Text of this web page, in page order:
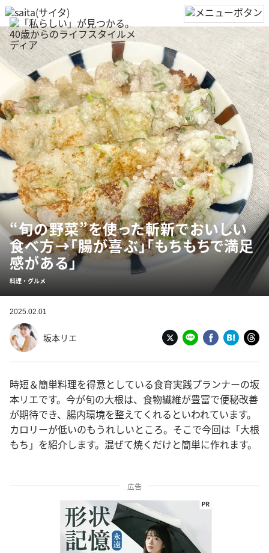
“旬の野菜”を使った斬新でおいしい
食べ方→「腸が喜ぶ」「もちもちで満足
感がある」
料理・グルメ
2025.02.01
坂本リエ
時短＆簡単料理を得意としている食育実践プランナーの坂
本リエです。今が旬の大根は、食物繊維が豊富で便秘改善
が期待でき、腸内環境を整えてくれるといわれています。
カロリーが低いのもうれしいところ。そこで今回は「大根
もち」を紹介します。混ぜて焼くだけと簡単に作れます。
広告